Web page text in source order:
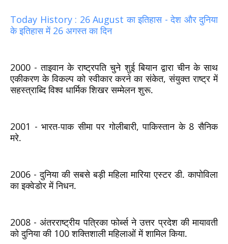
Today History : 26 August का इतिहास - देश और दुनिया
के इतिहास में 26 अगस्त का दिन
2000 -ताइवान के राष्ट्रपति चुने शुई बियान द्वारा चीन के साथ
एकीकरण के विकल्प को स्वीकार करने का संकेत,संयुक्त राष्ट्र में
सहस्त्राब्दि विश्व धार्मिक शिखर सम्मेलन शुरू.
2001 -भारत-पाक सीमा पर गोलीबारी,पाकिस्तान के 8 सैनिक
मरे.
2006 -दुनिया की सबसे बड़ी महिला मारिया एस्टर डी. कापोविला
का इक्वेडोर में निधन.
2008 -अंतरराष्ट्रीय पत्रिका फोर्ब्स ने उत्तर प्रदेश की मायावती
को दुनिया की 100शक्तिशाली महिलाओं में शामिल किया.